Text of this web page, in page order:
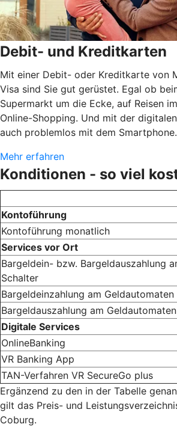
Debit- und Kreditkarten
Mit einer Debit- oder Kreditkarte von
Visa sind Sie gut gerüstet. Egal ob
Supermarkt um die Ecke, auf Reisen
Online-Shopping. Und mit der
auch problemlos mit dem Smartphone.
Mehr erfahren
Konditionen - so viel
Kontoführung
Kontoführung monatlich
Services vor Ort
Bargeldein- bzw. Bargeldauszahlung
Schalter
Bargeldeinzahlung am Geldautomaten
Bargeldauszahlung am Geldautomaten
Digitale Services
OnlineBanking
VR Banking App
TAN-Verfahren VR SecureGo plus
Ergänzend zu den in der Tabelle
gilt das Preis- und
Coburg.